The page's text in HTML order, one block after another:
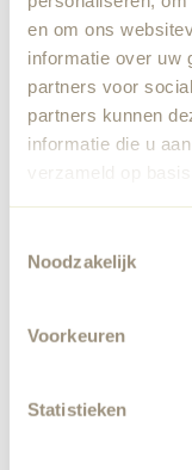
en om ons
informatie over uw
partners voor
partners kunnen
informatie die u
verzameld op
Noodzakelijk
Voorkeuren
Statistieken